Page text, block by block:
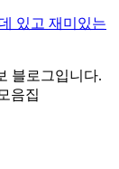
있고 재미있는
블로그입니다.
음집